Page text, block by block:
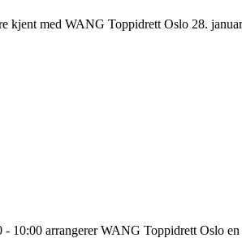
kjent med WANG Toppidrett Oslo 28.
- 10:00 arrangerer WANG Toppidrett Oslo